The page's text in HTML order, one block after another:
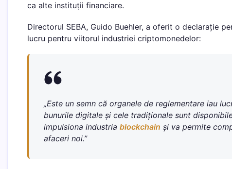
ca alte instituții financiare.
Directorul SEBA, Guido Buehler, a oferit o declarație
lucru pentru viitorul industriei criptomonedelor:
„Este un semn că organele de reglementare iau
bunurile digitale și cele tradiționale sunt
impulsiona industria blockchain și va permite
afaceri noi.”